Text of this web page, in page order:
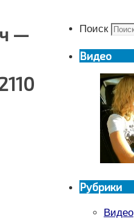
— Поиск
Видео
Рубрики
Видео